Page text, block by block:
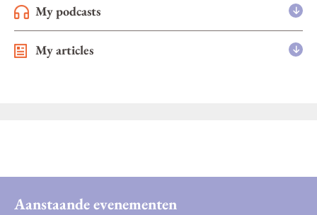
My podcasts
My articles
Aanstaande evenementen